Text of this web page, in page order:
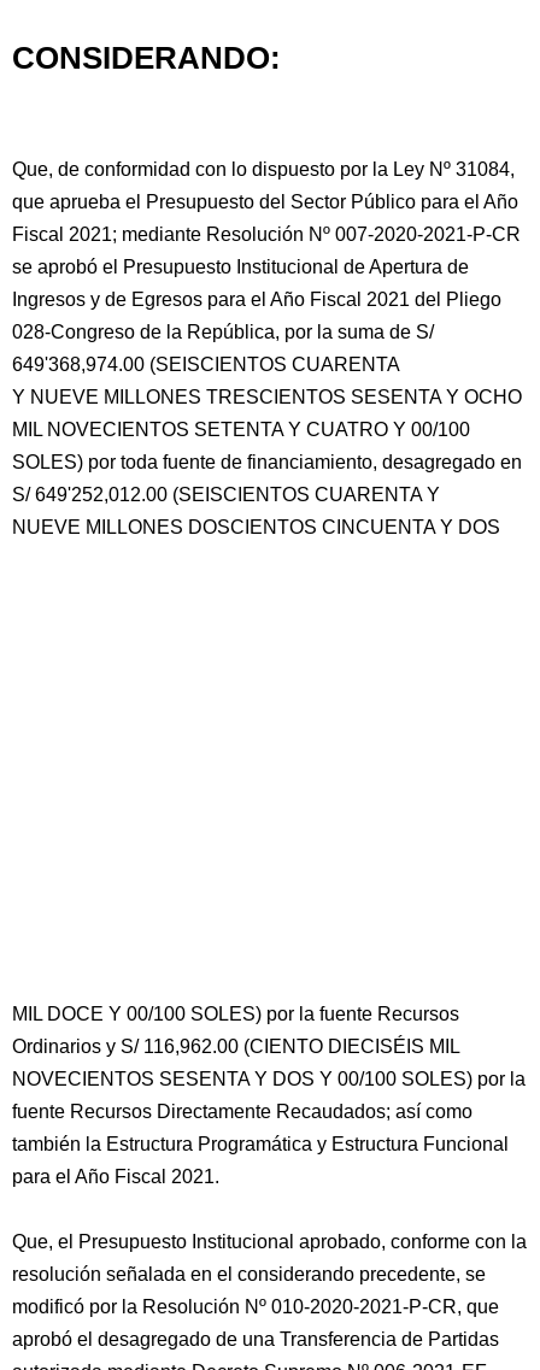
CONSIDERANDO:
Que, de conformidad con lo dispuesto por la Ley Nº 31084,
que aprueba el Presupuesto del Sector Público para el Año
Fiscal 2021; mediante Resolución Nº 007-2020-2021-P-CR
se aprobó el Presupuesto Institucional de Apertura de
Ingresos y de Egresos para el Año Fiscal 2021 del Pliego
028-Congreso de la República, por la suma de S/
649'368,974.00 (SEISCIENTOS CUARENTA
Y NUEVE MILLONES TRESCIENTOS SESENTA Y OCHO
MIL NOVECIENTOS SETENTA Y CUATRO Y 00/100
SOLES) por toda fuente de financiamiento, desagregado en
S/ 649'252,012.00 (SEISCIENTOS CUARENTA Y
NUEVE MILLONES DOSCIENTOS CINCUENTA Y DOS
MIL DOCE Y 00/100 SOLES) por la fuente Recursos
Ordinarios y S/ 116,962.00 (CIENTO DIECISÉIS MIL
NOVECIENTOS SESENTA Y DOS Y 00/100 SOLES) por la
fuente Recursos Directamente Recaudados; así como
también la Estructura Programática y Estructura Funcional
para el Año Fiscal 2021.
Que, el Presupuesto Institucional aprobado, conforme con la
resolución señalada en el considerando precedente, se
modificó por la Resolución Nº 010-2020-2021-P-CR, que
aprobó el desagregado de una Transferencia de Partidas